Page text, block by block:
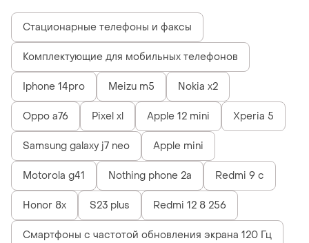
Стационарные телефоны и факсы
Комплектующие для мобильных телефонов
Iphone 14pro Meizu m5 Nokia x2
Oppo a76 Pixel xl Apple 12 mini Xperia 5
Samsung galaxy j7 neo Apple mini
Motorola g41 Nothing phone 2a Redmi 9 c
Honor 8x S23 plus Redmi 12 8 256
Смартфоны с частотой обновления экрана 120 Гц